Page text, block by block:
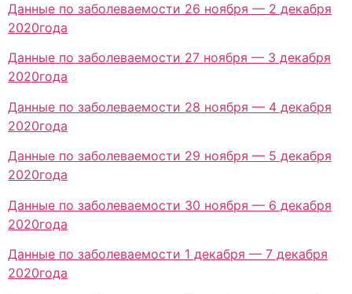
Данные по заболеваемости 26 ноября — 2 декабря
2020года
Данные по заболеваемости 27 ноября — 3 декабря
2020года
Данные по заболеваемости 28 ноября — 4 декабря
2020года
Данные по заболеваемости 29 ноября — 5 декабря
2020года
Данные по заболеваемости 30 ноября — 6 декабря
2020года
Данные по заболеваемости 1 декабря — 7 декабря
2020года